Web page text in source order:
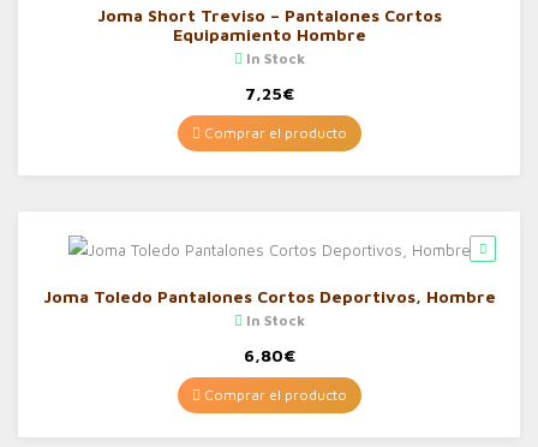
Joma Short Treviso – Pantalones Cortos
Equipamiento Hombre
In Stock
7,25€
Comprar el producto
Joma Toledo Pantalones Cortos Deportivos, Hombre
In Stock
6,80€
Comprar el producto